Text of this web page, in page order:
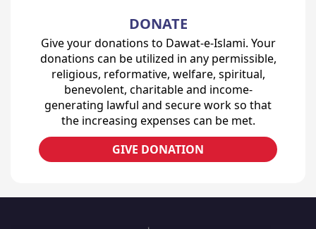
DONATE
Give your donations to Dawat-e-Islami. Your
donations can be utilized in any permissible,
religious, reformative, welfare, spiritual,
benevolent, charitable and income-
generating lawful and secure work so that
the increasing expenses can be met.
GIVE DONATION